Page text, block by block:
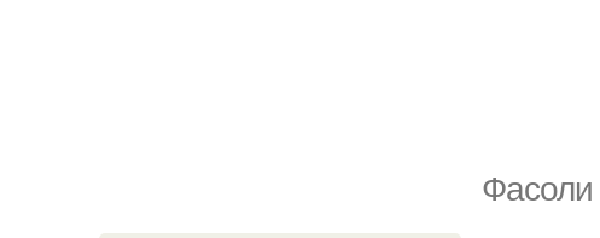
Фасоли